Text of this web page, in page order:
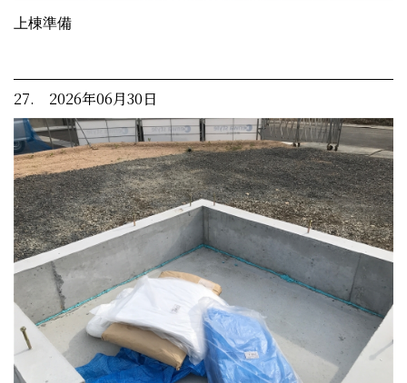
上棟準備
27. 2026年06月30日